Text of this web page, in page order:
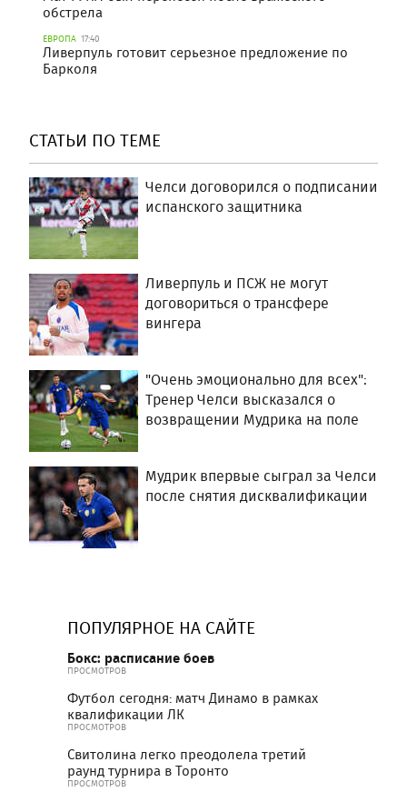
обстрела
ЕВРОПА 17:40
Ливерпуль готовит серьезное предложение по
Барколя
СТАТЬИ ПО ТЕМЕ
Челси договорился о подписании
испанского защитника
Ливерпуль и ПСЖ не могут
договориться о трансфере
вингера
"Очень эмоционально для всех":
Тренер Челси высказался о
возвращении Мудрика на поле
Мудрик впервые сыграл за Челси
после снятия дисквалификации
ПОПУЛЯРНОЕ НА САЙТЕ
Бокс: расписание боев
ПРОСМОТРОВ
Футбол сегодня: матч Динамо в рамках
квалификации ЛК
ПРОСМОТРОВ
Свитолина легко преодолела третий
раунд турнира в Торонто
ПРОСМОТРОВ